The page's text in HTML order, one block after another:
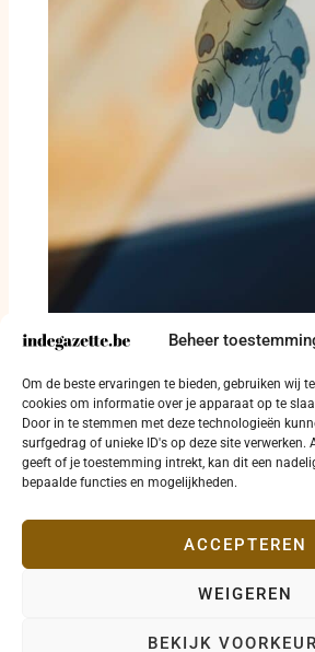
Beheer
Om de beste ervaringen te bieden, gebruiken wij
cookies om informatie over je apparaat op te
Door in te stemmen met deze technologieën
surfgedrag of unieke ID's op deze site verwerken.
geeft of je toestemming intrekt, kan dit een
bepaalde functies en mogelijkheden.
ACCEPTEREN
WEIGEREN
BEKIJK
Machetemoord voor KBC-
en-Famenne: gruwel op een
iedereen komt
14 juli 2026
Copyright © 2026 indegazette.be |